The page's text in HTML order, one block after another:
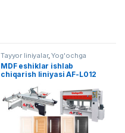
Tayyor liniyalar,Yog'ochga
ishlov berish
MDF eshiklar ishlab
chiqarish liniyasi AF-L012